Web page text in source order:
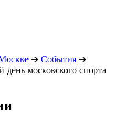
➔ События ➔
день московского спорта